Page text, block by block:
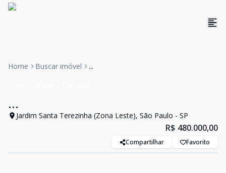
Home Buscar imóvel ...
...
Jardim Santa Terezinha (Zona Leste), São Paulo - SP
R$ 480.000,00
Compartilhar Favorito